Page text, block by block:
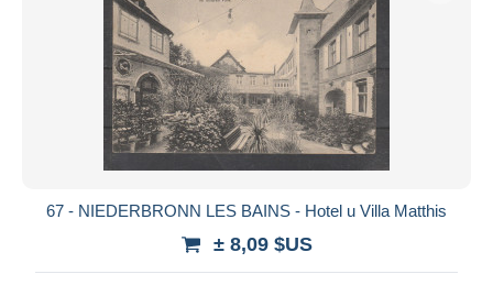
67 - NIEDERBRONN LES BAINS - Hotel u Villa Matthis
± 8,09 $US